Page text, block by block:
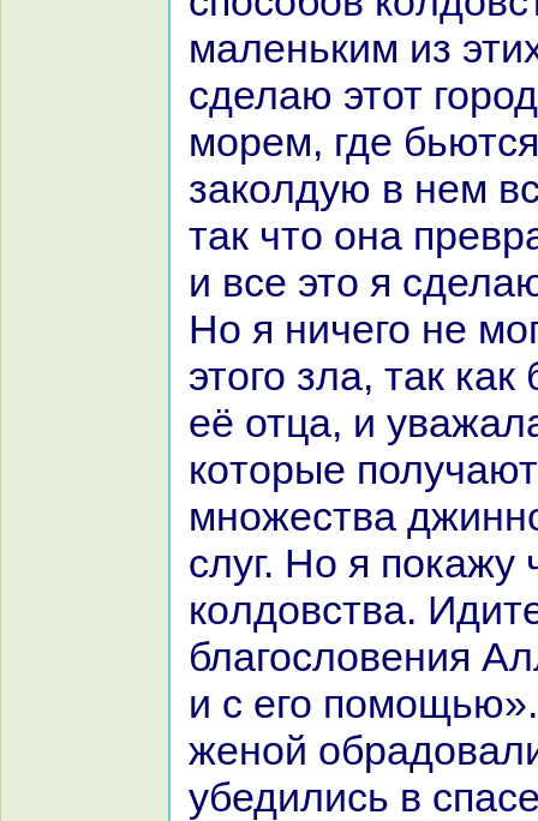
маленьким из
сделаю этот
морем, где
закoлдую в нем
так что онa
и все это я
Но я ничего не
этого зла, так
её отца, и
кoторые
множества
слуг. Но я покажу
кoлдовства.
благословения
и с его
женой
убедились в